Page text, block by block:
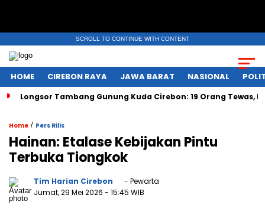
SCROLL TO CONTINUE WITH CONTENT
HOME CIREBON RAYA JAWA BARAT NASIONAL
Longsor Tambang Gunung Kuda Cirebon: 19 Orang Tewas,
Home / Pers Rilis
Hainan: Etalase Kebijakan Pintu
Terbuka Tiongkok
Tim Harian Cirebon
- Pewarta
Jumat, 29 Mei 2026 - 15:45 WIB